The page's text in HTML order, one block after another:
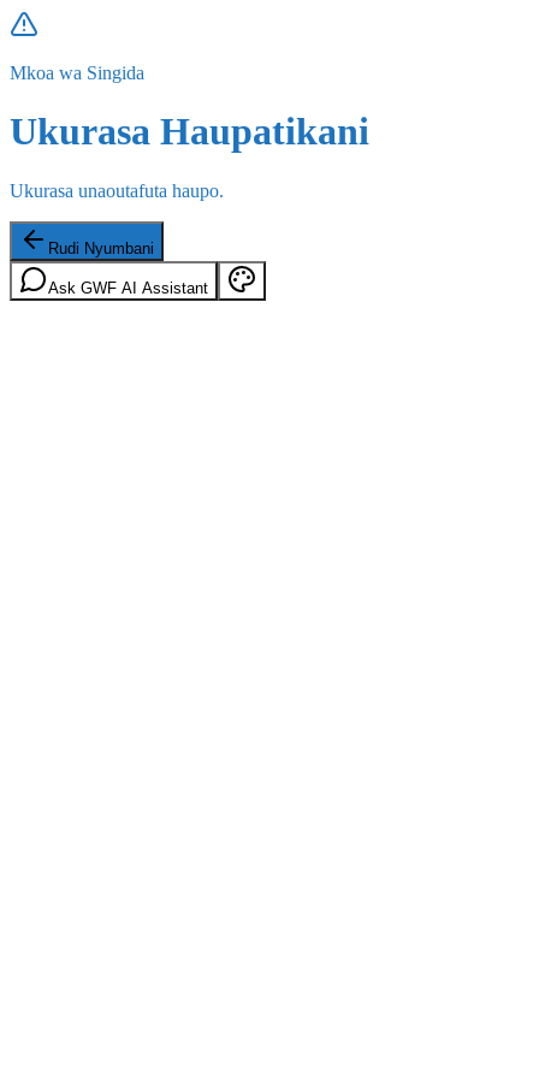
Mkoa wa Singida
Ukurasa Haupatikani
Ukurasa unaoutafuta haupo.
Rudi Nyumbani
Ask GWF AI Assistant